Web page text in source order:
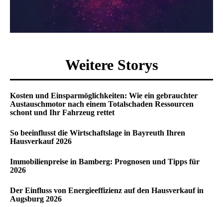
Weitere Storys
Kosten und Einsparmöglichkeiten: Wie ein gebrauchter
Austauschmotor nach einem Totalschaden Ressourcen
schont und Ihr Fahrzeug rettet
So beeinflusst die Wirtschaftslage in Bayreuth Ihren
Hausverkauf 2026
Immobilienpreise in Bamberg: Prognosen und Tipps für
2026
Der Einfluss von Energieeffizienz auf den Hausverkauf in
Augsburg 2026